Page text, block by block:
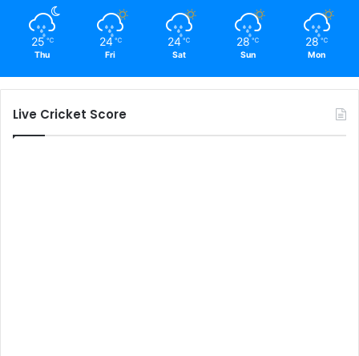
25 ℃
Thu
24 ℃
Fri
24 ℃
Sat
28 ℃
Sun
28 ℃
Mon
Live Cricket Score